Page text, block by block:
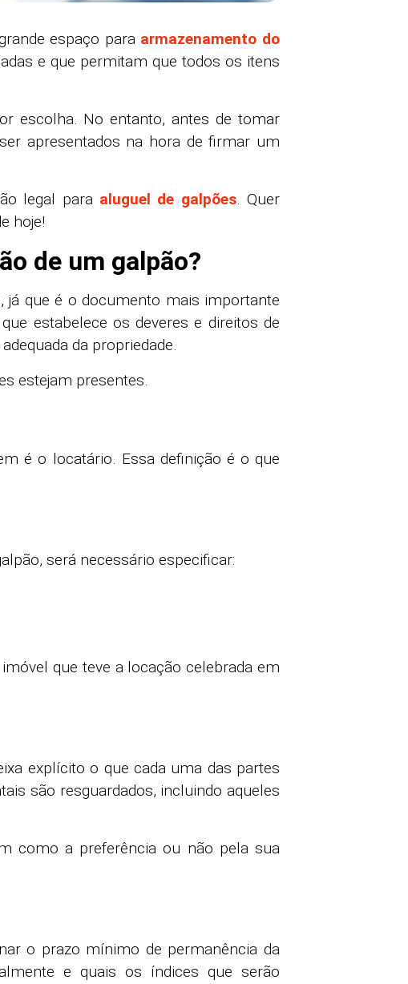
espaço para armazenamento do
e que permitam que todos os itens
escolha. No entanto, antes de tomar
apresentados na hora de firmar um
legal para aluguel de galpões. Quer
hoje!
de um galpão?
já que é o documento mais importante
estabelece os deveres e direitos de
da propriedade.
estejam presentes.
é o locatário. Essa definição é o que
será necessário especificar:
que teve a locação celebrada em
explícito o que cada uma das partes
são resguardados, incluindo aqueles
como a preferência ou não pela sua
o prazo mínimo de permanência da
e quais os índices que serão